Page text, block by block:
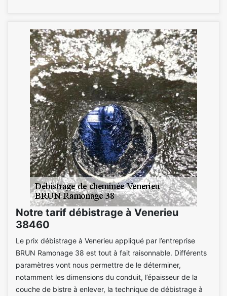
Notre tarif débistrage à Venerieu
38460
Le prix débistrage à Venerieu appliqué par l’entreprise
BRUN Ramonage 38 est tout à fait raisonnable. Différents
paramètres vont nous permettre de le déterminer,
notamment les dimensions du conduit, l’épaisseur de la
couche de bistre à enlever, la technique de débistrage à